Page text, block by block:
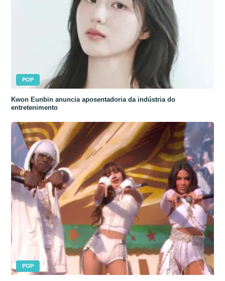
POP
Kwon Eunbin anuncia aposentadoria da indústria do
entretenimento
POP